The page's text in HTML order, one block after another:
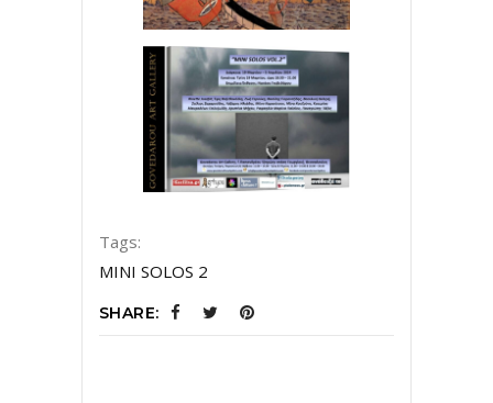
Tags:
MINI SOLOS 2
SHARE: